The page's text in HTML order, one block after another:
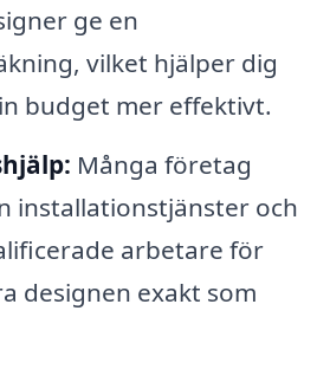
ge en
vilket hjälper dig
budget mer effektivt.
Många företag
installationstjänster och
arbetare för
designen exakt som